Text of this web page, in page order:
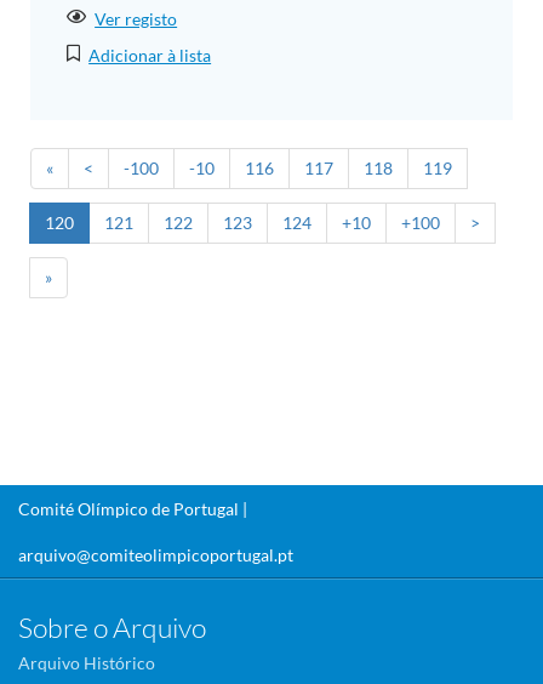
Ver registo
Adicionar à lista
« < -100 -10 116 117 118 119
120 121 122 123 124 +10 +100 >
»
Comité Olímpico de Portugal |
arquivo@comiteolimpicoportugal.pt
Sobre o Arquivo
Arquivo Histórico